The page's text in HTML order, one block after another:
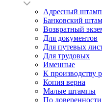
Адресный штамп
Банковский
Возвратный
Для документов
Для путевых
Для трудовых
Именные
К производству
Копия верна
Малые штампы
По доверенности